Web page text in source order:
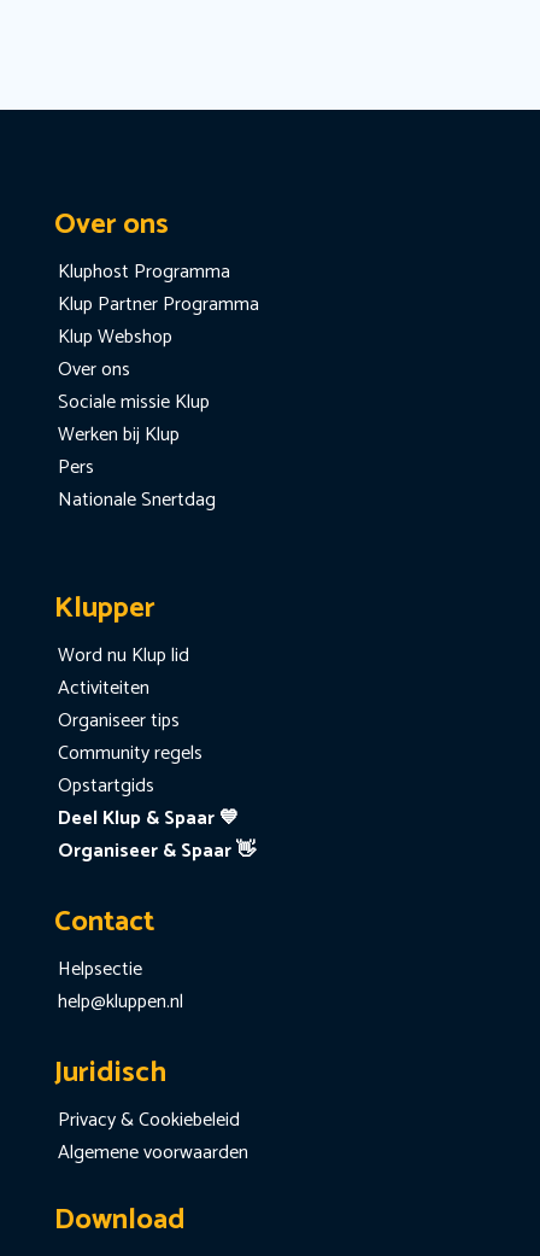
Over ons
Kluphost Programma
Klup Partner Programma
Klup Webshop
Over ons
Sociale missie Klup
Werken bij Klup
Pers
Nationale Snertdag
Klupper
Word nu Klup lid
Activiteiten
Organiseer tips
Community regels
Opstartgids
Deel Klup & Spaar 💙
Organiseer & Spaar 👋
Contact
Helpsectie
help@kluppen.nl
Juridisch
Privacy & Cookiebeleid
Algemene voorwaarden
Download